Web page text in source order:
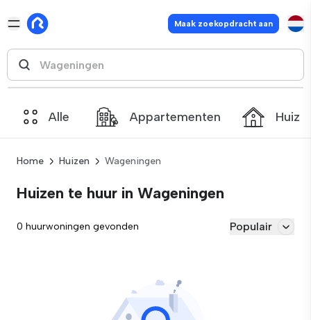
Maak zoekopdracht aan
Alle Appartementen
Home Huizen Wageningen
Huizen te huur in Wageningen
0 huurwoningen gevonden Populair